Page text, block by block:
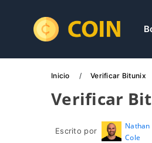
Inicio Verificar Bitunix
Verificar
Escrito por
Nathan
Cole